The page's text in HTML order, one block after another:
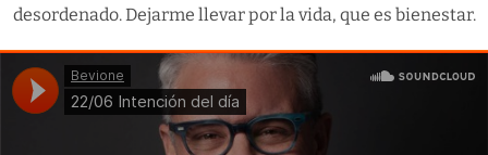
desordenado. Dejarme llevar por la vida, que es bienestar.